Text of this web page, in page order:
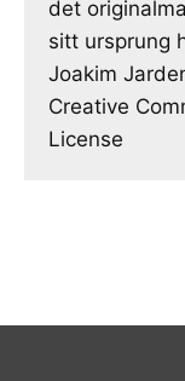
det
sitt ursprung
Joakim
Creative
License